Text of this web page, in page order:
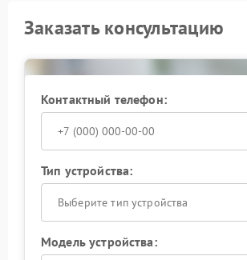
Заказать консультацию
Контактный телефон:
Тип устройства:
Выберите тип устройства
Модель устройства: